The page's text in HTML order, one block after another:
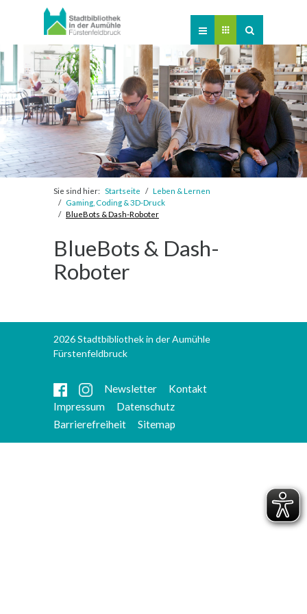
Online-Katalog
Verlängerung
Veranstaltungen
Kontakt
Newsletter
Sie sind hier: Startseite
Leben & Lernen
Gaming, Coding & 3D-Druck
BlueBots & Dash-Roboter
BlueBots & Dash-
Roboter
2026 Stadtbibliothek in der Aumühle
Fürstenfeldbruck
Newsletter
Kontakt
Impressum
Datenschutz
Barrierefreiheit
Sitemap